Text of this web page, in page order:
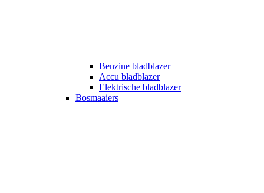
Benzine bladblazer
Accu bladblazer
Elektrische bladblazer
Bosmaaiers